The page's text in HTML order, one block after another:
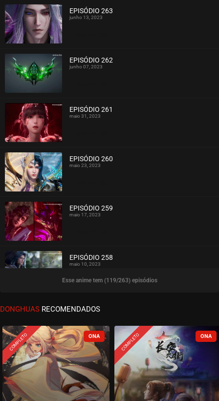
EPISÓDIO 263
junho 13, 2023
EPISÓDIO 262
junho 07, 2023
EPISÓDIO 261
maio 31, 2023
EPISÓDIO 260
maio 23, 2023
EPISÓDIO 259
maio 17, 2023
ASSISTIDO
EPISÓDIO 258
maio 10, 2023
ASSISTIDO
EPISÓDIO 257
ASSISTIDO
EPISÓDIO 256
abril 26, 2023
Esse anime tem (119/263) episódios
DONGHUAS RECOMENDADOS
COMPLETO COMPLETO